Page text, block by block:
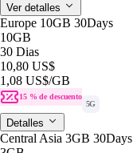
Ver detalles
Europe 10GB 30Days
10GB
30 Dias
10,80 US$
1,08 US$/GB
15 % de descuento
5G
Detalles
Central Asia 3GB 30Days